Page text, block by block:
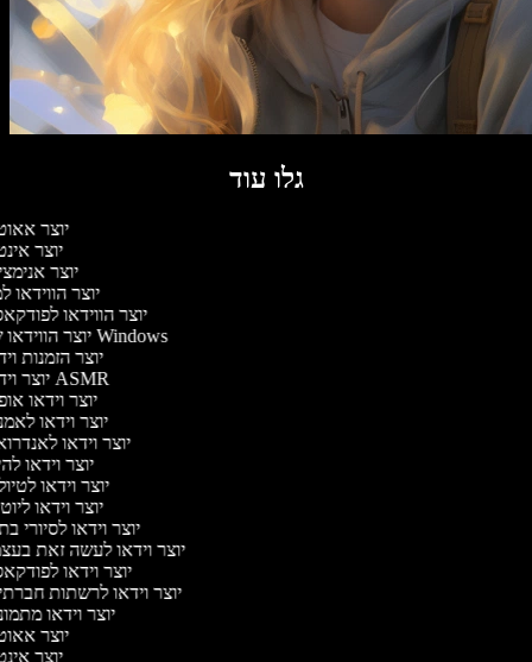
גלו עוד
יוצר
יוצר
יוצר
יוצר
יוצר הווידאו
יוצר הווידאו של Windows
יוצר הזמנות
יוצר וידאו ASMR
יוצר וידאו
יוצר וידאו
יוצר וידאו
יוצר וידאו
יוצר וידאו
יוצר וידאו
יוצר וידאו לסיורי
יוצר וידאו לעשה זאת
יוצר וידאו
יוצר וידאו לרשתות
יוצר וידאו
יוצר
יוצר